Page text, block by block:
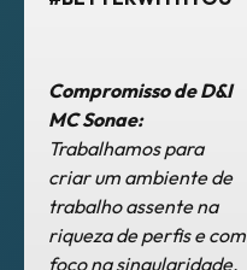
Compromisso de D&I
MC Sonae:
Trabalhamos para
criar um ambiente de
trabalho assente na
riqueza de perfis e com
foco na singularidade,